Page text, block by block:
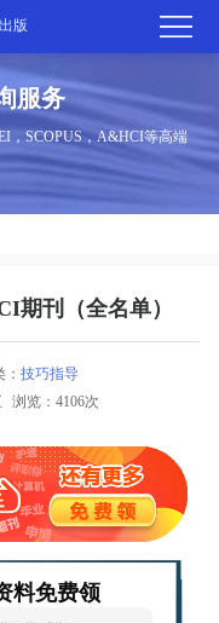
版
服务
，SCOPUS，A&HCI等高端
期刊（全名单）
技巧指导
浏览：4106次
料免费领